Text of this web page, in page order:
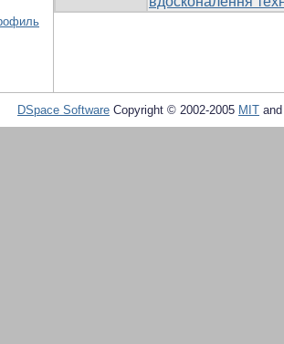
DSpace Software Copyright © 2002-2005 MIT